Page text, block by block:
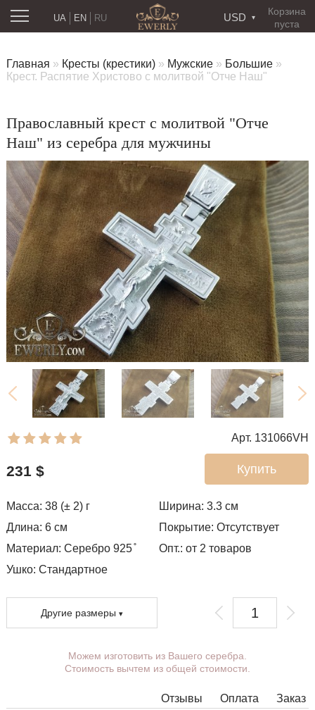
Корзина
пуста
USD
RU
UA EN
Главная » Кресты (крестики) » Мужские » Большие »
Крест. Распятие Христово с молитвой "Отче Наш"
Православный крест с молитвой "Отче
Наш" из серебра для мужчины
Арт. 131066VH
Купить
231 $
Масса: 38 (± 2) г Ширина: 3.3 см
Длина: 6 см
Покрытие:Отсутствует
Материал: Серебро 925 ̊
Опт.: от 2 товаров
Ушко: Стандартное
Другие размеры
Вы можете выбрать покрытие, ушко.
Дополнительные пожелания можете указать в
Можем изготовить из Вашего серебра.
Стоимость вычтем из общей стоимости.
Отзывы Заказ
Оплата